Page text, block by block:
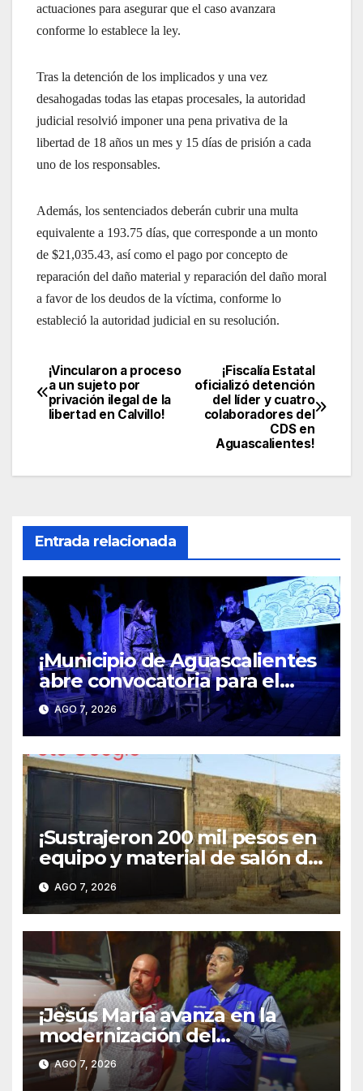
actuaciones para asegurar que el caso avanzara
conforme lo establece la ley.
Tras la detención de los implicados y una vez
desahogadas todas las etapas procesales, la autoridad
judicial resolvió imponer una pena privativa de la
libertad de 18 años un mes y 15 días de prisión a cada
uno de los responsables.
Además, los sentenciados deberán cubrir una multa
equivalente a 193.75 días, que corresponde a un monto
de $21,035.43, así como el pago por concepto de
reparación del daño material y reparación del daño moral
a favor de los deudos de la víctima, conforme lo
estableció la autoridad judicial en su resolución.
Navegación
de
¡Fiscalía Estatal
oficializó detención
del líder y cuatro
colaboradores del
CDS en
Aguascalientes!
¡Vincularon a proceso
a un sujeto por
privación ilegal de la
libertad en Calvillo!
Entrada relacionada
¡Municipio de Aguascalientes
abre convocatoria para el
espectáculo “Mitos y
Leyendas 2026”!
AGO 7, 2026
¡Sustrajeron 200 mil pesos en
equipo y material de salón de
fiestas en Pintores
Mexicanos!
AGO 7, 2026
¡Jesús María avanza en la
modernización del
alumbrado público; Paso
Blanco ya cuenta con
AGO 7, 2026